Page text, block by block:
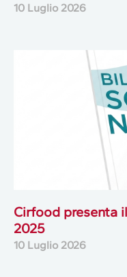
10 Luglio 2026
Cirfood presenta
2025
10 Luglio 2026